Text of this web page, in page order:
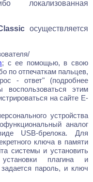
локализованная
осуществляется
; с ее помощью, в свою
по отпечаткам пальцев,
- ответ" (подробнее
этим
на сайте E-
устройства
аналог
USB-брелока. Для
ключа в памяти
системы и установить
плагина и
пароль, и ключ